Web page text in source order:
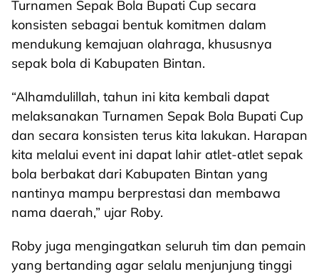
Turnamen Sepak Bola Bupati Cup secara
konsisten sebagai bentuk komitmen dalam
mendukung kemajuan olahraga, khususnya
sepak bola di Kabupaten Bintan.
“Alhamdulillah, tahun ini kita kembali dapat
melaksanakan Turnamen Sepak Bola Bupati Cup
dan secara konsisten terus kita lakukan. Harapan
kita melalui event ini dapat lahir atlet-atlet sepak
bola berbakat dari Kabupaten Bintan yang
nantinya mampu berprestasi dan membawa
nama daerah,” ujar Roby.
Roby juga mengingatkan seluruh tim dan pemain
yang bertanding agar selalu menjunjung tinggi